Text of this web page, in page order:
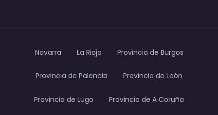
Navarra La Rioja Provincia de Burgos
Provincia de Palencia Provincia de León
Provincia de Lugo Provincia de A Coruña